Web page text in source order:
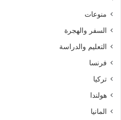
منوعات
السفر والهجرة
التعليم والدراسة
فرنسا
تركيا
هولندا
المانيا